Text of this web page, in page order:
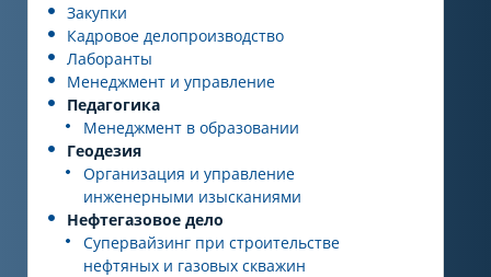
Закупки
Кадровое делопроизводство
Лаборанты
Менеджмент и управление
Педагогика
Менеджмент в образовании
Геодезия
Организация и управление
инженерными изысканиями
Нефтегазовое дело
Супервайзинг при строительстве
нефтяных и газовых скважин